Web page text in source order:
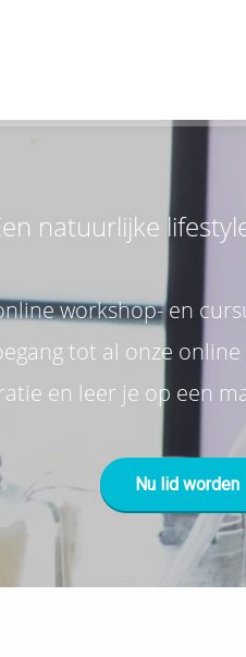
natuurlijke
workshop- en
tot al onze
en leer je op een
Nu lid worden